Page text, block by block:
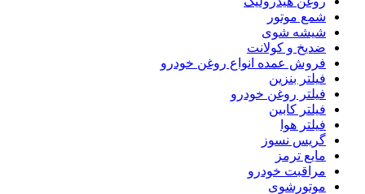
شمع موتور
شیشه شوی
ضدیخ و کولانت
فروش عمده انواع روغن خودرو
فیلتر بنزین
فیلتر روغن خودرو
فیلتر کابین
فیلتر هوا
گریس نسوز
مایع ترمز
مراقبت خودرو
موتورشوی